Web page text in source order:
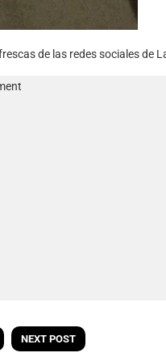
de las redes sociales de
NEXT POST